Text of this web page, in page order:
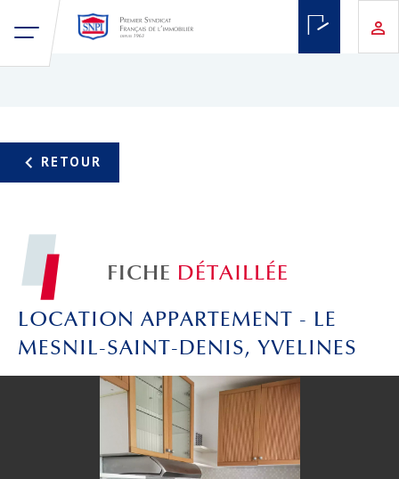
FICHE DÉTAILLÉE
LOCATION APPARTEMENT - LE
MESNIL-SAINT-DENIS, YVELINES